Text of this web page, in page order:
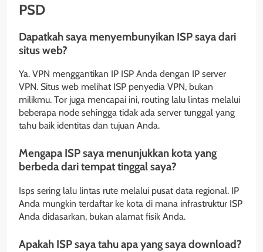
PSD
Dapatkah saya menyembunyikan ISP saya dari
situs web?
Ya. VPN menggantikan IP ISP Anda dengan IP server
VPN. Situs web melihat ISP penyedia VPN, bukan
milikmu. Tor juga mencapai ini, routing lalu lintas melalui
beberapa node sehingga tidak ada server tunggal yang
tahu baik identitas dan tujuan Anda.
Mengapa ISP saya menunjukkan kota yang
berbeda dari tempat tinggal saya?
Isps sering lalu lintas rute melalui pusat data regional. IP
Anda mungkin terdaftar ke kota di mana infrastruktur ISP
Anda didasarkan, bukan alamat fisik Anda.
Apakah ISP saya tahu apa yang saya download?